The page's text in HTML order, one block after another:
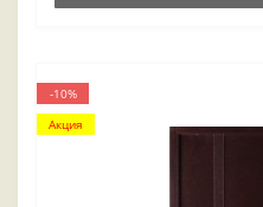
-10%
Акция